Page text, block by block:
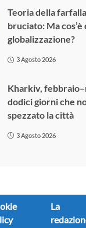
Teoria della
bruciato: Ma
globalizzazione?
3 Agosto 2026
Kharkiv,
dodici giorni che
spezzato la città
3 Agosto 2026
La